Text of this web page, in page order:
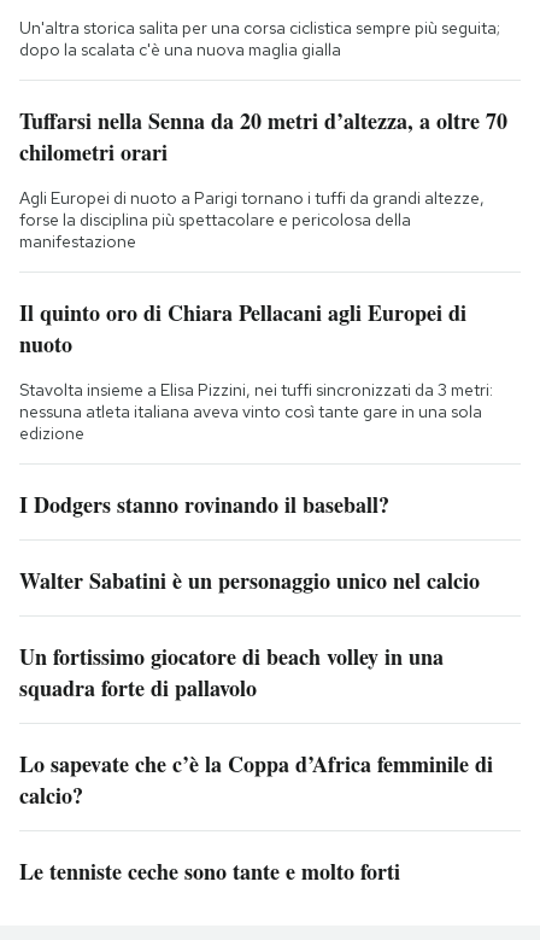
Un'altra storica salita per una corsa ciclistica sempre più seguita;
dopo la scalata c'è una nuova maglia gialla
Tuffarsi nella Senna da 20 metri d’altezza, a oltre 70
chilometri orari
Agli Europei di nuoto a Parigi tornano i tuffi da grandi altezze,
forse la disciplina più spettacolare e pericolosa della
manifestazione
Il quinto oro di Chiara Pellacani agli Europei di
nuoto
Stavolta insieme a Elisa Pizzini, nei tuffi sincronizzati da 3 metri:
nessuna atleta italiana aveva vinto così tante gare in una sola
edizione
I Dodgers stanno rovinando il baseball?
Walter Sabatini è un personaggio unico nel calcio
Un fortissimo giocatore di beach volley in una
squadra forte di pallavolo
Lo sapevate che c’è la Coppa d’Africa femminile di
calcio?
Le tenniste ceche sono tante e molto forti